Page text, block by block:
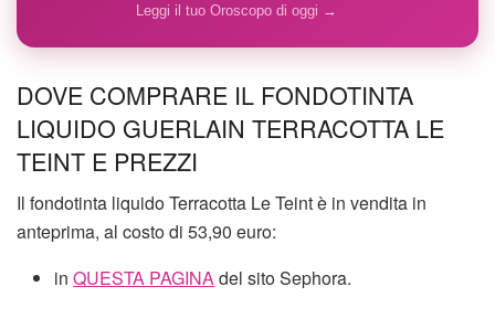
Leggi il tuo Oroscopo di oggi →
DOVE COMPRARE IL FONDOTINTA
LIQUIDO GUERLAIN TERRACOTTA LE
TEINT E PREZZI
Il fondotinta liquido Terracotta Le Teint è in vendita in
anteprima, al costo di 53,90 euro:
inQUESTA PAGINAdel sito Sephora.